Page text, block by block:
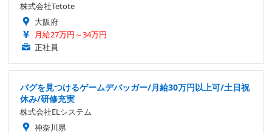
株式会社Tetote
大阪府
月給27万円～34万円
正社員
バグを見つけるゲームデバッガー/月給30万円以上可/土日祝
休み/研修充実
株式会社ELシステム
神奈川県